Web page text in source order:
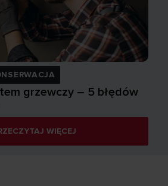
grzewczy – 5 błędów
WIĘCEJ